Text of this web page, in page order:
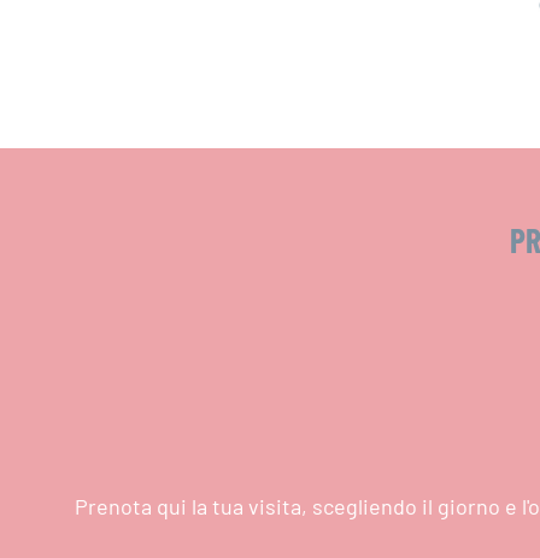
Prenota qui la tua visita, scegliendo il giorno e